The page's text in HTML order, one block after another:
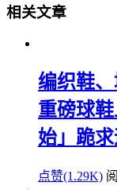
相关文章
编织鞋
重磅球
始」跪求
点赞(1.29K)